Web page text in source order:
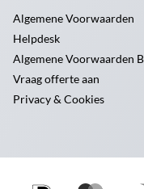
Algemene Voorwaarden
Helpdesk
Algemene Voorwaarden
Vraag offerte aan
Privacy & Cookies